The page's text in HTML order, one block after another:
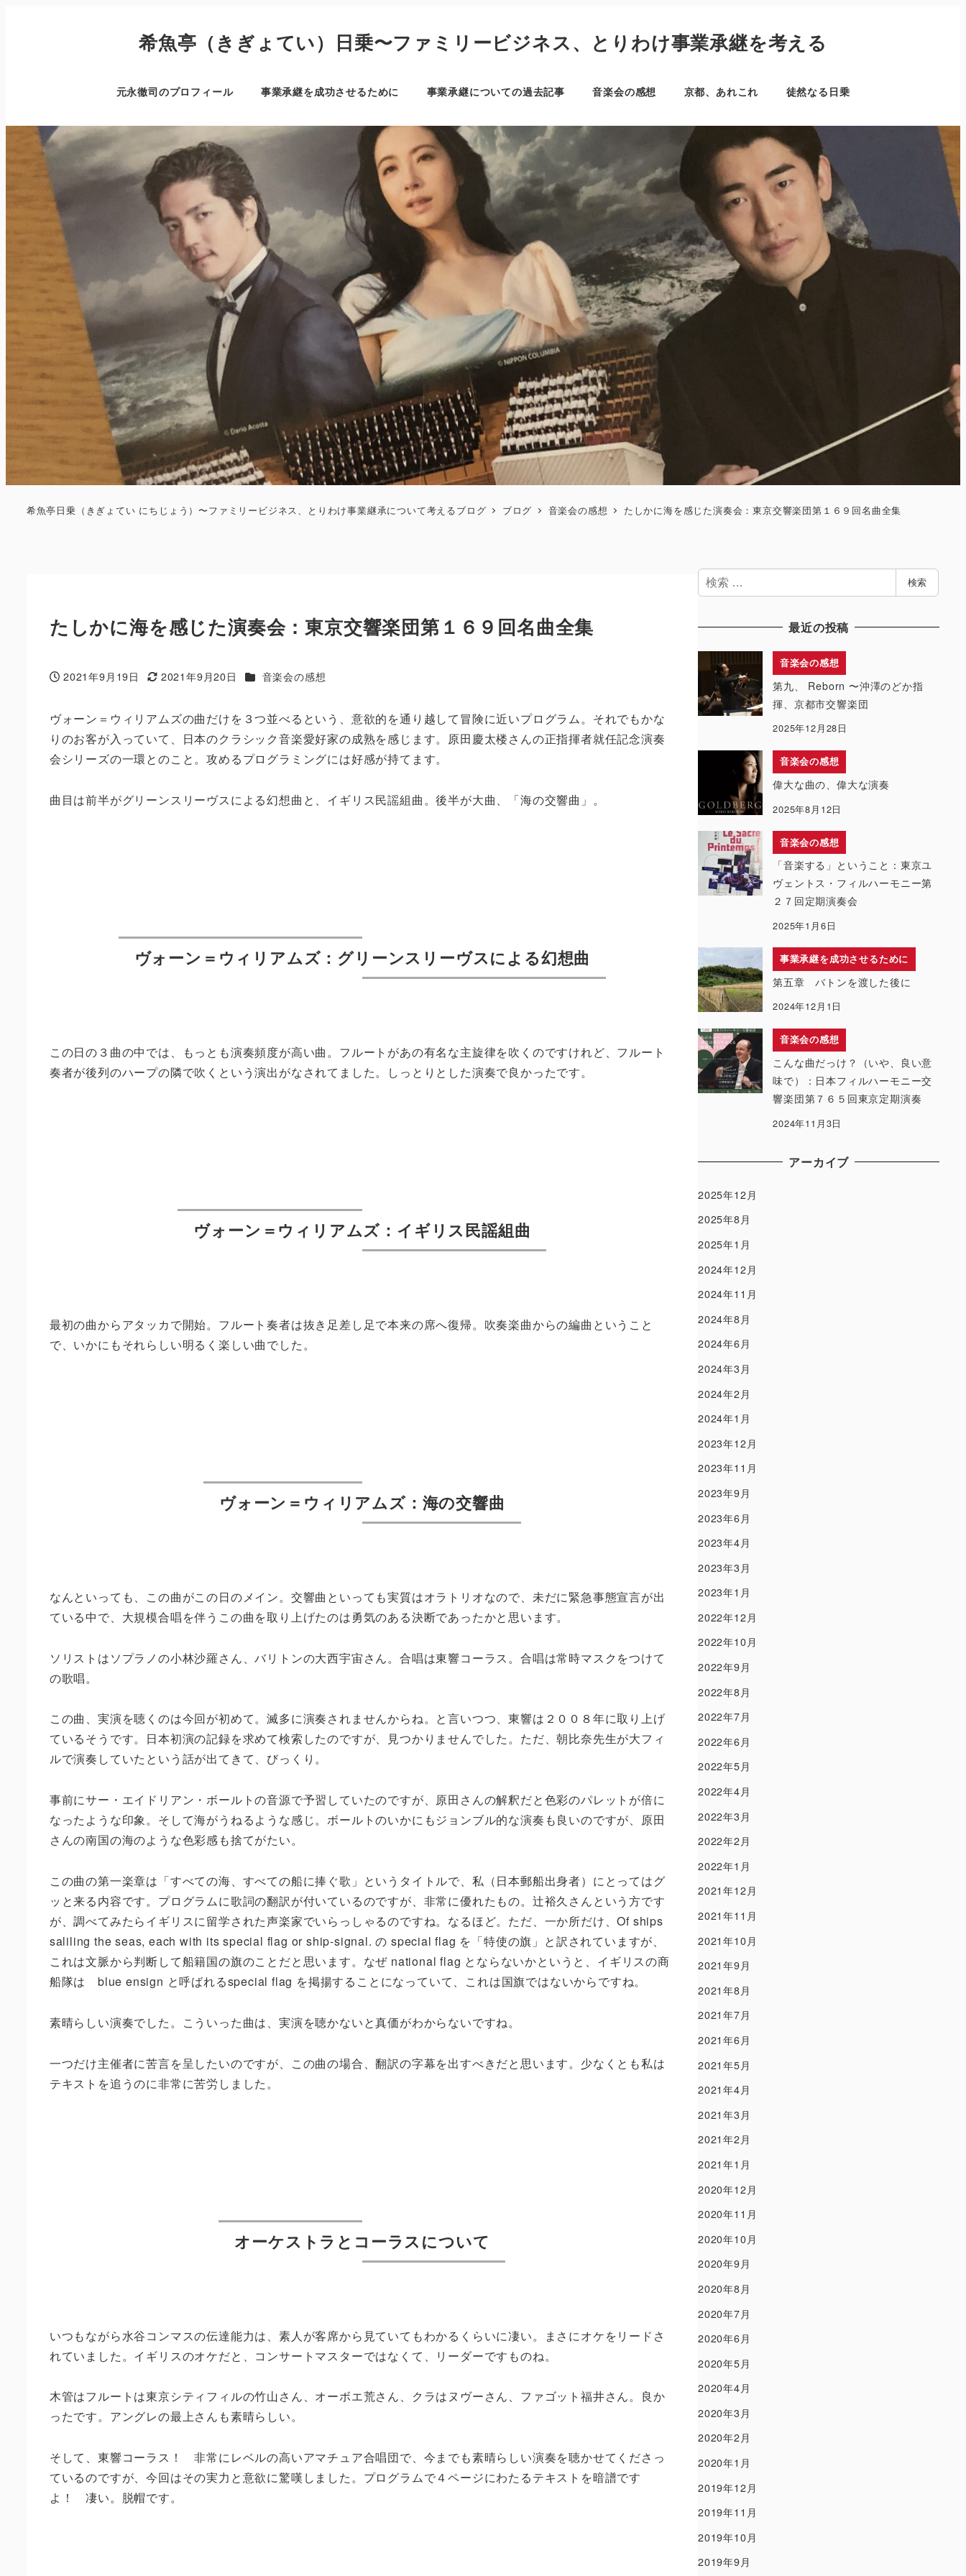
希魚亭（きぎょてい）日乗〜ファミリービジネス、とりわけ事業承継を考える
元永徹司のプロフィール 事業承継を成功させるために 事業承継についての過去記事 音楽会の感想 京都、あれこれ 徒然なる日乗
希魚亭日乗（きぎょてい にちじょう）〜ファミリービジネス、とりわけ事業継承について考えるブログ ブログ 音楽会の感想 たしかに海を感じた演奏会：東京交響楽団第１６９回名曲全集
たしかに海を感じた演奏会：東京交響楽団第１６９回名曲全集
投稿日
2021年9月19日
更新日
2021年9月20日 カテゴリー
音楽会の感想
ヴォーン＝ウィリアムズの曲だけを３つ並べるという、意欲的を通り越して冒険に近いプログラム。それでもかな
りのお客が入っていて、日本のクラシック音楽愛好家の成熟を感じます。原田慶太楼さんの正指揮者就任記念演奏
会シリーズの一環とのこと。攻めるプログラミングには好感が持てます。
曲目は前半がグリーンスリーヴスによる幻想曲と、イギリス民謡組曲。後半が大曲、「海の交響曲」。
ヴォーン＝ウィリアムズ：グリーンスリーヴスによる幻想曲
この日の３曲の中では、もっとも演奏頻度が高い曲。フルートがあの有名な主旋律を吹くのですけれど、フルート
奏者が後列のハープの隣で吹くという演出がなされてました。しっとりとした演奏で良かったです。
ヴォーン＝ウィリアムズ：イギリス民謡組曲
最初の曲からアタッカで開始。フルート奏者は抜き足差し足で本来の席へ復帰。吹奏楽曲からの編曲ということ
で、いかにもそれらしい明るく楽しい曲でした。
ヴォーン＝ウィリアムズ：海の交響曲
なんといっても、この曲がこの日のメイン。交響曲といっても実質はオラトリオなので、未だに緊急事態宣言が出
ている中で、大規模合唱を伴うこの曲を取り上げたのは勇気のある決断であったかと思います。
ソリストはソプラノの小林沙羅さん、バリトンの大西宇宙さん。合唱は東響コーラス。合唱は常時マスクをつけて
の歌唱。
この曲、実演を聴くのは今回が初めて。滅多に演奏されませんからね。と言いつつ、東響は２００８年に取り上げ
ているそうです。日本初演の記録を求めて検索したのですが、見つかりませんでした。ただ、朝比奈先生が大フィ
ルで演奏していたという話が出てきて、びっくり。
事前にサー・エイドリアン・ボールトの音源で予習していたのですが、原田さんの解釈だと色彩のパレットが倍に
なったような印象。そして海がうねるような感じ。ボールトのいかにもジョンブル的な演奏も良いのですが、原田
さんの南国の海のような色彩感も捨てがたい。
この曲の第一楽章は「すべての海、すべての船に捧ぐ歌」というタイトルで、私（日本郵船出身者）にとってはグ
ッと来る内容です。プログラムに歌詞の翻訳が付いているのですが、非常に優れたもの。辻裕久さんという方です
が、調べてみたらイギリスに留学された声楽家でいらっしゃるのですね。なるほど。ただ、一か所だけ、Of ships
saliling the seas, each with its special flag or ship-signal.の special flag を「特使の旗」と訳されていますが、
これは文脈から判断して船籍国の旗のことだと思います。なぜ national flag とならないかというと、イギリスの商
船隊は blue ensign と呼ばれるspecial flag を掲揚することになっていて、これは国旗ではないからですね。
素晴らしい演奏でした。こういった曲は、実演を聴かないと真価がわからないですね。
一つだけ主催者に苦言を呈したいのですが、この曲の場合、翻訳の字幕を出すべきだと思います。少なくとも私は
テキストを追うのに非常に苦労しました。
オーケストラとコーラスについて
いつもながら水谷コンマスの伝達能力は、素人が客席から見ていてもわかるくらいに凄い。まさにオケをリードさ
れていました。イギリスのオケだと、コンサートマスターではなくて、リーダーですものね。
木管はフルートは東京シティフィルの竹山さん、オーボエ荒さん、クラはヌヴーさん、ファゴット福井さん。良か
ったです。アングレの最上さんも素晴らしい。
そして、東響コーラス！ 非常にレベルの高いアマチュア合唱団で、今までも素晴らしい演奏を聴かせてくださっ
ているのですが、今回はその実力と意欲に驚嘆しました。プログラムで４ページにわたるテキストを暗譜です
よ！ 凄い。脱帽です。
検
索
検索
最近の投稿
音楽会の感想
第九、 Reborn 〜沖澤のどか指
揮、京都市交響楽団
2025年12月28日
音楽会の感想
偉大な曲の、偉大な演奏
2025年8月12日
音楽会の感想
「音楽する」ということ：東京ユ
ヴェントス・フィルハーモニー第
２７回定期演奏会
2025年1月6日
事業承継を成功させるために
第五章 バトンを渡した後に
2024年12月1日
音楽会の感想
こんな曲だっけ？（いや、良い意
味で）：日本フィルハーモニー交
響楽団第７６５回東京定期演奏
2024年11月3日
アーカイブ
2025年12月
2025年8月
2025年1月
2024年12月
2024年11月
2024年8月
2024年6月
2024年3月
2024年2月
2024年1月
2023年12月
2023年11月
2023年9月
2023年6月
2023年4月
2023年3月
2023年1月
2022年12月
2022年10月
2022年9月
2022年8月
2022年7月
2022年6月
2022年5月
2022年4月
2022年3月
2022年2月
2022年1月
2021年12月
2021年11月
2021年10月
2021年9月
2021年8月
2021年7月
2021年6月
2021年5月
2021年4月
2021年3月
2021年2月
2021年1月
2020年12月
2020年11月
2020年10月
2020年9月
2020年8月
2020年7月
2020年6月
2020年5月
2020年4月
2020年3月
2020年2月
2020年1月
2019年12月
2019年11月
2019年10月
2019年9月